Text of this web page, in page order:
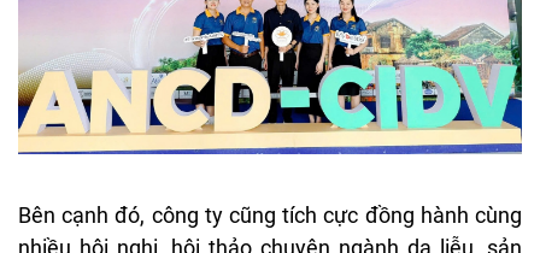
Bên cạnh đó, công ty cũng tích cực đồng hành cùng
nhiều hội nghị, hội thảo chuyên ngành da liễu, sản